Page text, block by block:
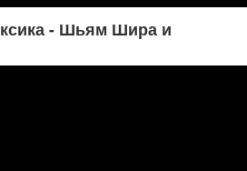
- Шьям Шира и